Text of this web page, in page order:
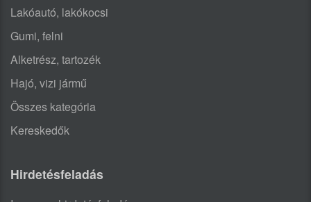
Lakóautó, lakókocsi
Gumi, felni
Alketrész, tartozék
Hajó, vizi jármű
Összes kategória
Kereskedők
Hirdetésfeladás